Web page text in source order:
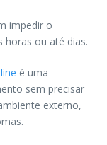
impedir o
horas ou até dias.
é uma
sem precisar
externo,